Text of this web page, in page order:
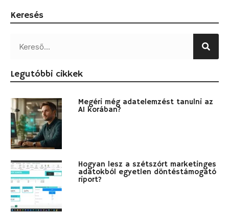
Keresés
Legutóbbi cikkek
Megéri még adatelemzést tanulni az
AI korában?
Hogyan lesz a szétszórt marketinges
adatokból egyetlen döntéstámogató
riport?